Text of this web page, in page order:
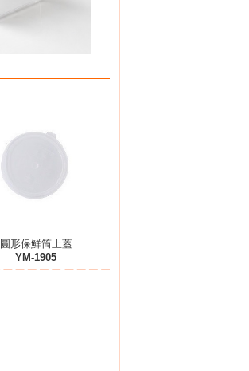
圓形保鮮筒上蓋
YM-1905